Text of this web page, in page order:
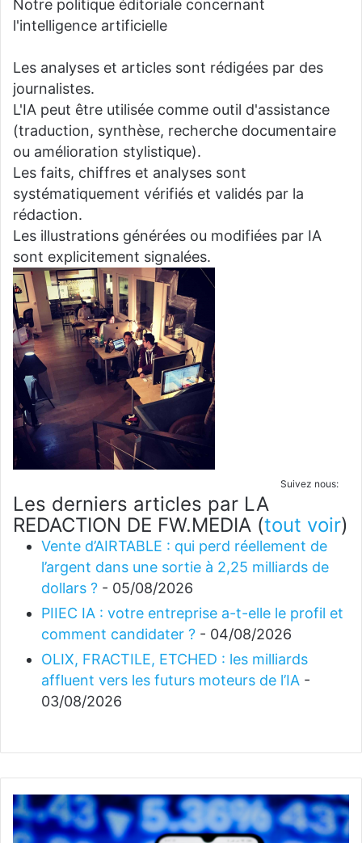
Notre politique éditoriale concernant
l'intelligence artificielle
Les analyses et articles sont rédigées par des
journalistes.
L'IA peut être utilisée comme outil d'assistance
(traduction, synthèse, recherche documentaire
ou amélioration stylistique).
Les faits, chiffres et analyses sont
systématiquement vérifiés et validés par la
rédaction.
Les illustrations générées ou modifiées par IA
sont explicitement signalées.
Suivez nous:
Les derniers articles par LA
REDACTION DE FW.MEDIA (tout voir)
Vente d’AIRTABLE : qui perd réellement de
l’argent dans une sortie à 2,25 milliards de
dollars ? - 05/08/2026
PIIEC IA : votre entreprise a-t-elle le profil et
comment candidater ? - 04/08/2026
OLIX, FRACTILE, ETCHED : les milliards
affluent vers les futurs moteurs de l’IA -
03/08/2026